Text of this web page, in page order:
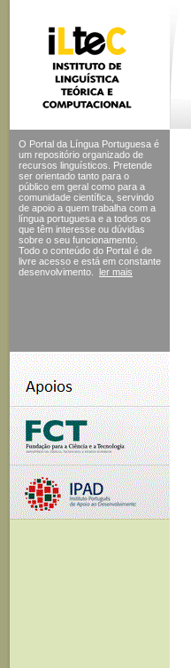
O Portal da Língua Portuguesa é
um repositório organizado de
recursos linguísticos. Pretende
ser orientado tanto para o
público em geral como para a
comunidade científica, servindo
de apoio a quem trabalha com a
língua portuguesa e a todos os
que têm interesse ou dúvidas
sobre o seu funcionamento.
Todo o conteúdo do Portal é de
livre acesso e está em constante
desenvolvimento.
ler mais